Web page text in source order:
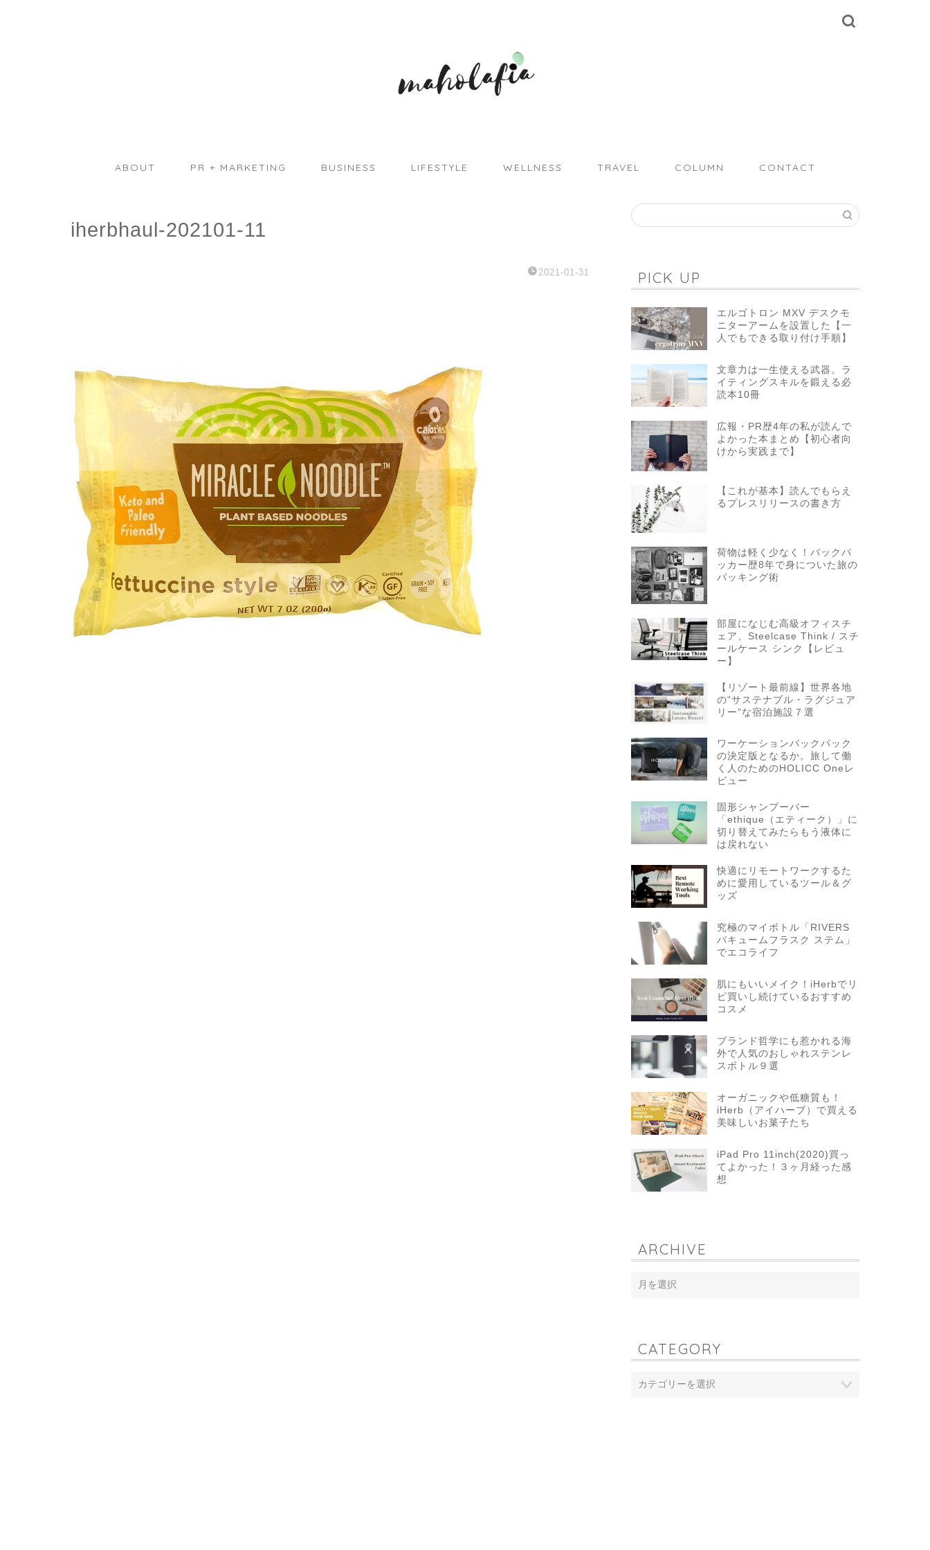
ABOUT PR + MARKETING BUSINESS LIFESTYLE WELLNESS TRAVEL COLUMN CONTACT
iherbhaul-202101-11
2021-01-31 PICK UP
エルゴトロン MXV デスクモ
ニターアームを設置した【一
人でもできる取り付け手順】
文章力は一生使える武器。ラ
イティングスキルを鍛える必
読本10冊
広報・PR歴4年の私が読んで
よかった本まとめ【初心者向
けから実践まで】
【これが基本】読んでもらえ
るプレスリリースの書き方
荷物は軽く少なく！バックパ
ッカー歴8年で身についた旅の
パッキング術
部屋になじむ高級オフィスチ
ェア、Steelcase Think / スチ
ールケース シンク【レビュ
ー】
【リゾート最前線】世界各地
の“サステナブル・ラグジュア
リー”な宿泊施設７選
ワーケーションバックパック
の決定版となるか。旅して働
く人のためのHOLICC Oneレ
ビュー
固形シャンプーバー
「ethique（エティーク）」に
切り替えてみたらもう液体に
は戻れない
快適にリモートワークするた
めに愛用しているツール＆グ
ッズ
究極のマイボトル「RIVERS
バキュームフラスク ステム」
でエコライフ
肌にもいいメイク！iHerbでリ
ピ買いし続けているおすすめ
コスメ
ブランド哲学にも惹かれる海
外で人気のおしゃれステンレ
スボトル９選
オーガニックや低糖質も！
iHerb（アイハーブ）で買える
美味しいお菓子たち
iPad Pro 11inch(2020)買っ
てよかった！３ヶ月経った感
想
ARCHIVE
CATEGORY